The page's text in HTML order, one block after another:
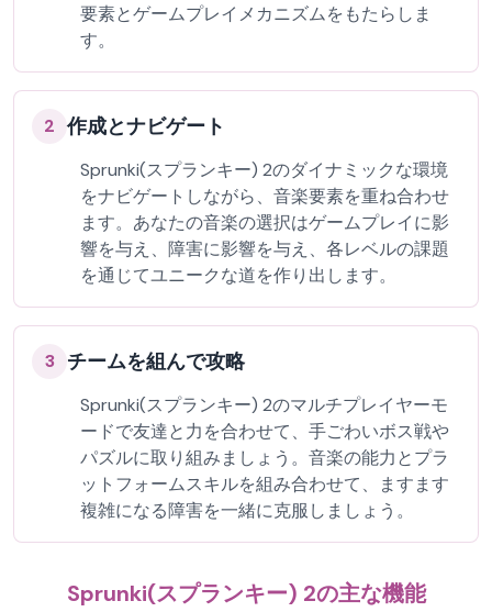
要素とゲームプレイメカニズムをもたらしま
す。
2 作成とナビゲート
Sprunki(スプランキー) 2のダイナミックな環境
をナビゲートしながら、音楽要素を重ね合わせ
ます。あなたの音楽の選択はゲームプレイに影
響を与え、障害に影響を与え、各レベルの課題
を通じてユニークな道を作り出します。
3 チームを組んで攻略
Sprunki(スプランキー) 2のマルチプレイヤーモ
ードで友達と力を合わせて、手ごわいボス戦や
パズルに取り組みましょう。音楽の能力とプラ
ットフォームスキルを組み合わせて、ますます
複雑になる障害を一緒に克服しましょう。
Sprunki(スプランキー) 2の主な機能